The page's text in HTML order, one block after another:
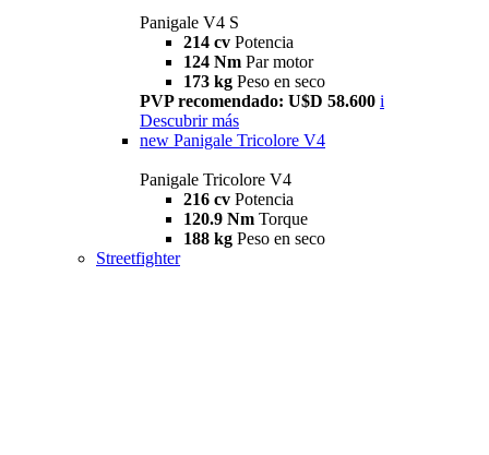
Panigale V4 S
214 cv Potencia
124 Nm Par motor
173 kg Peso en seco
PVP recomendado: U$D 58.600 i
Descubrir más
new Panigale Tricolore V4
Panigale Tricolore V4
216 cv Potencia
120.9 Nm Torque
188 kg Peso en seco
Streetfighter